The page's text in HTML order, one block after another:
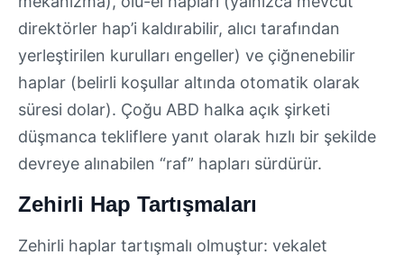
direktörler hap’i kaldırabilir, alıcı tarafından
yerleştirilen kurulları engeller) ve çiğnenebilir
haplar (belirli koşullar altında otomatik olarak
süresi dolar). Çoğu ABD halka açık şirketi
düşmanca tekliflere yanıt olarak hızlı bir şekilde
devreye alınabilen “raf” hapları sürdürür.
Zehirli Hap Tartışmaları
Zehirli haplar tartışmalı olmuştur: vekalet